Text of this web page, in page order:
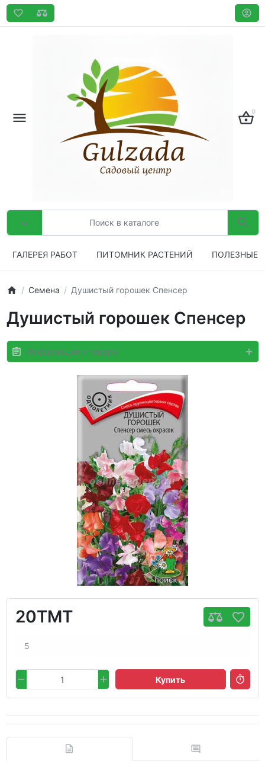
0
ГАЛЕРЕЯ РАБОТ ПИТОМНИК РАСТЕНИЙ ПОЛЕЗНЫЕ
Семена Душистый горошек Спенсер
Душистый горошек Спенсер
Информация о товаре
20TMT
5
Купить